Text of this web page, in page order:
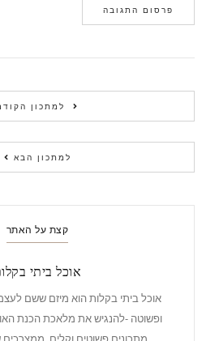
למתכון
למתכון הבא
קצת על האתר
אוכל ביתי
אוכל ביתי בקלות הוא מיזם ששם
ופשוטה -להנגיש את מלאכת הכנת